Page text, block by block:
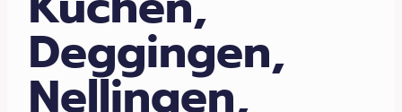
Deggingen,
Nellingen,